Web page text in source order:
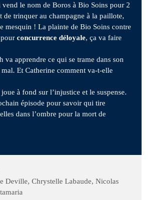
vend le nom de Boros à Bio Soins pour 2
de trinquer au champagne à la paillote,
mesquin ! La plainte de Bio Soins contre
pourconcurrence déloyale, ça va faire
va apprendre ce qui se trame dans son
Et Catherine comment va-t-elle
à fond sur l’injustice et le suspense.
épisode pour savoir qui tire
dans l’ombre pour la mort de
Deville, Chrystelle Labaude, Nicolas